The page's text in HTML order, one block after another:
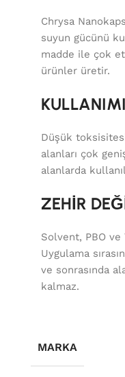
Chrysa
suyun gücünü
madde ile çok
ürünler üretir.
Düşük
alanları çok
alanlarda
ZEHİR
Solvent, PBO
Uygulama
ve sonrasında
kalmaz.
MARKA